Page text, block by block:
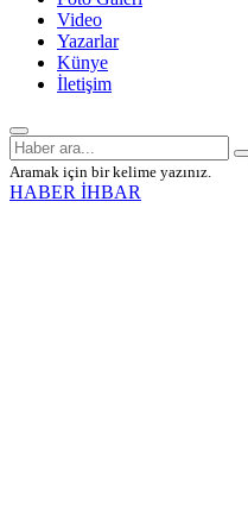
Video
Yazarlar
Künye
İletişim
Aramak için bir kelime yazınız.
HABER İHBAR